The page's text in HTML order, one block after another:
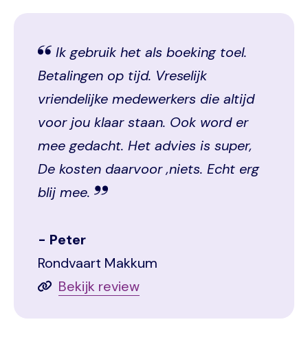
Ik gebruik het als boeking toel.
Betalingen op tijd. Vreselijk
vriendelijke medewerkers die altijd
voor jou klaar staan. Ook word er
mee gedacht. Het advies is super,
De kosten daarvoor ,niets. Echt erg
blij mee.
Peter
Rondvaart Makkum
Bekijk review